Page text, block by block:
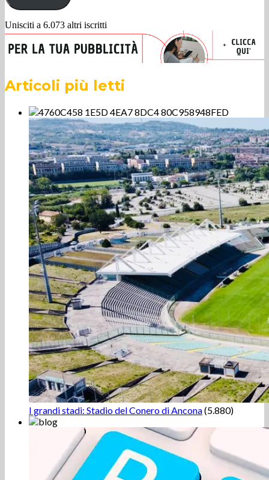
Unisciti a 6.073 altri iscritti
Articoli più letti
I grandi stadi: Stadio del Conero di Ancona(5.880)